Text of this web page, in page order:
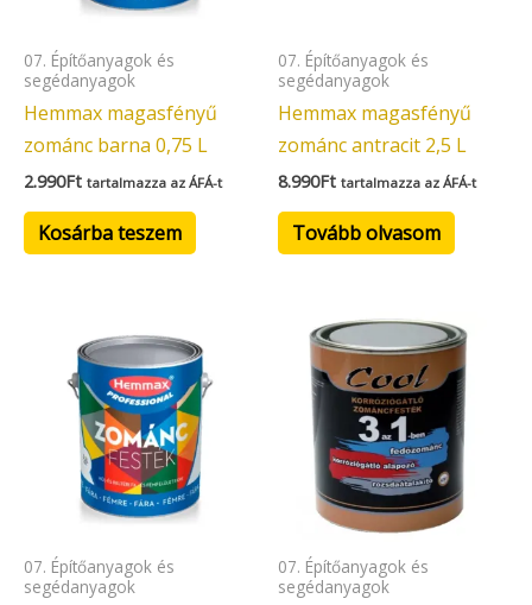
07. Építőanyagok és
segédanyagok
Hemmax magasfényű
zománc barna 0,75 L
2.990Ft tartalmazza az ÁFÁ-t
Kosárba teszem
07. Építőanyagok és
segédanyagok
Hemmax magasfényű
zománc antracit 2,5 L
8.990Ft tartalmazza az ÁFÁ-t
Tovább olvasom
07. Építőanyagok és
segédanyagok
07. Építőanyagok és
segédanyagok